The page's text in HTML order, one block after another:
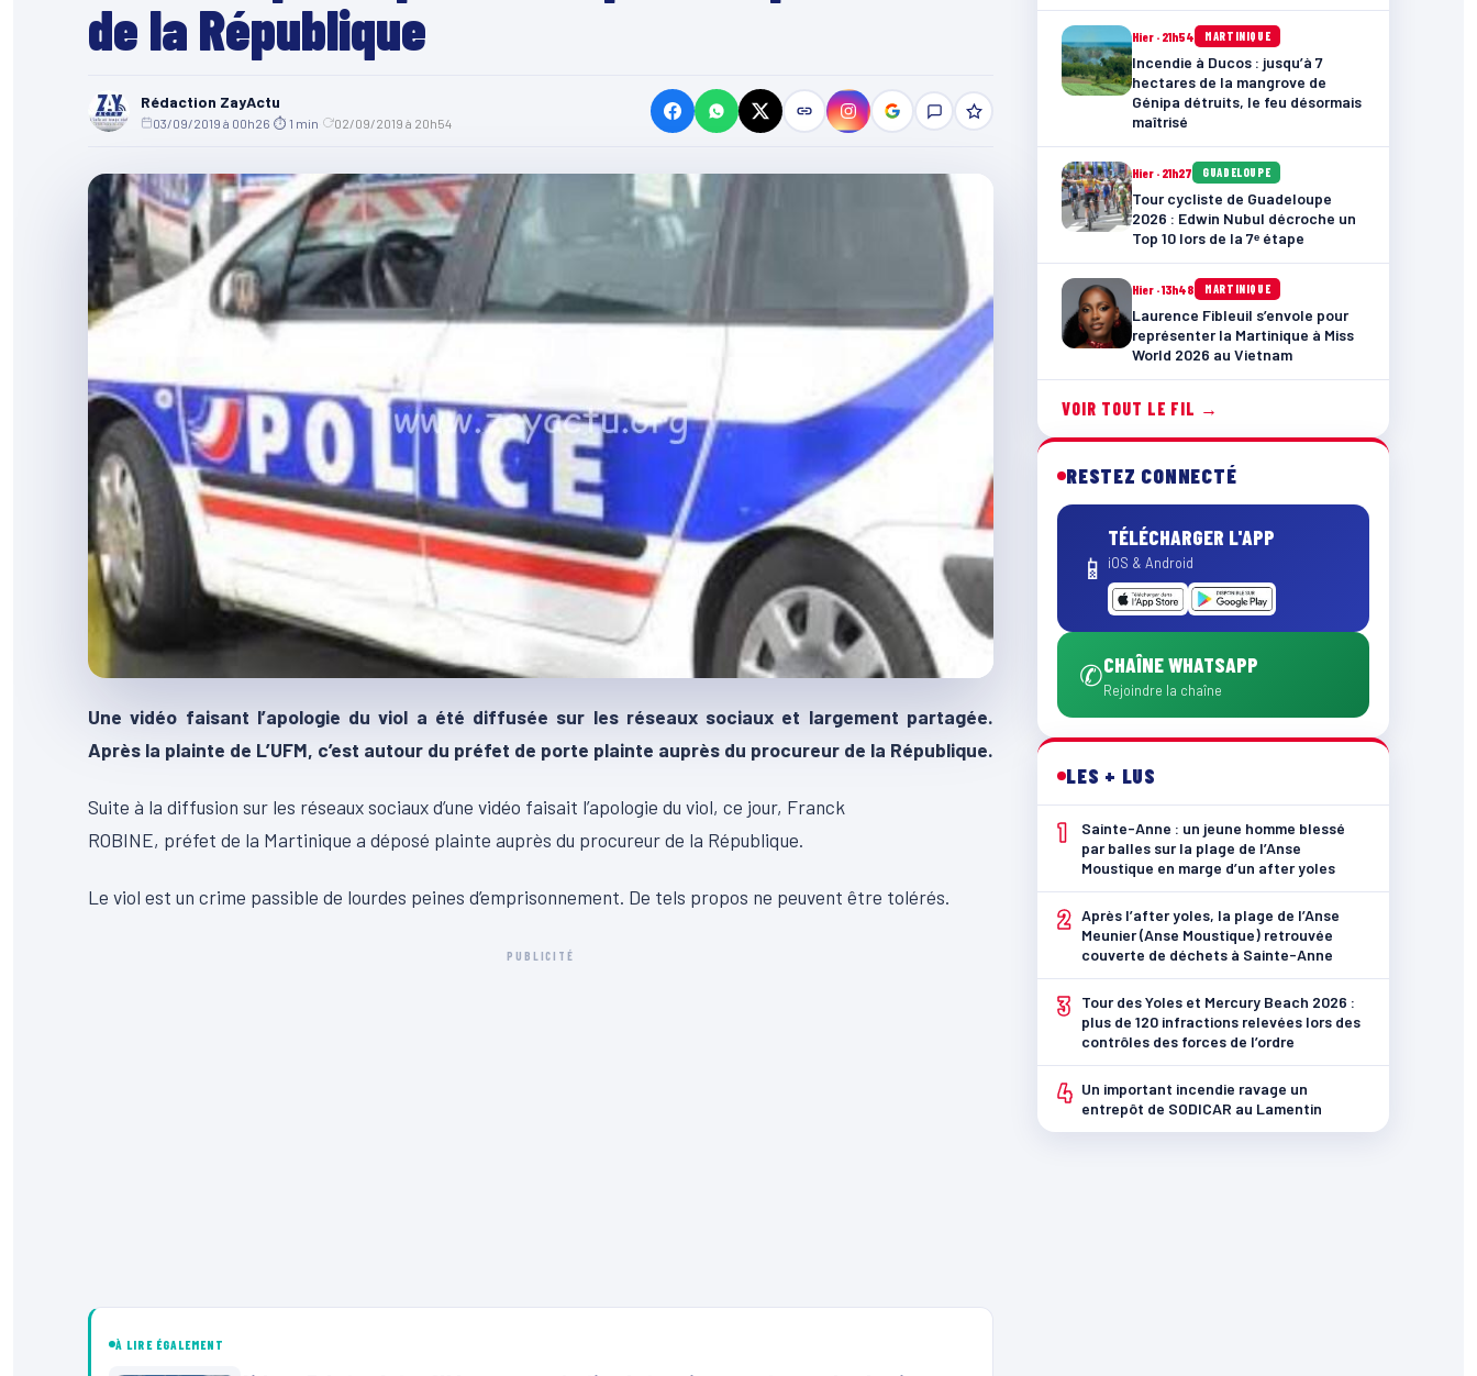
de la République
Rédaction ZayActu
03/09/2019 à 00h26 ⏱ 1 min 02/09/2019 à 20h54
Une vidéo faisant l’apologie du viol a été diffusée sur les réseaux sociaux et largement partagée.
Après la plainte de L’UFM, c’est autour du préfet de porte plainte auprès du procureur de la République.
Suite à la diffusion sur les réseaux sociaux d’une vidéo faisait l’apologie du viol, ce jour, Franck
ROBINE, préfet de la Martinique a déposé plainte auprès du procureur de la République.
Le viol est un crime passible de lourdes peines d’emprisonnement. De tels propos ne peuvent être tolérés.
PUBLICITÉ
À LIRE ÉGALEMENT
Hier · 21h54 MARTINIQUE
Incendie à Ducos : jusqu’à 7
hectares de la mangrove de
Génipa détruits, le feu désormais
maîtrisé
Hier · 21h27 GUADELOUPE
Tour cycliste de Guadeloupe
2026 : Edwin Nubul décroche un
Top 10 lors de la 7ᵉ étape
Hier · 13h48 MARTINIQUE
Laurence Fibleuil s’envole pour
représenter la Martinique à Miss
World 2026 au Vietnam
VOIR TOUT LE FIL →
RESTEZ CONNECTÉ
📱
TÉLÉCHARGER L'APP
iOS & Android
✆CHAÎNE WHATSAPP
Rejoindre la chaîne
LES + LUS
1
Sainte-Anne : un jeune homme blessé
par balles sur la plage de l’Anse
Moustique en marge d’un after yoles
2 Après l’after yoles, la plage de l’Anse
Meunier (Anse Moustique) retrouvée
couverte de déchets à Sainte-Anne
3
Tour des Yoles et Mercury Beach 2026 :
plus de 120 infractions relevées lors des
contrôles des forces de l’ordre
4 Un important incendie ravage un
entrepôt de SODICAR au Lamentin